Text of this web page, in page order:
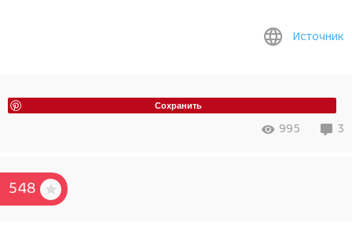
Источник
Сохранить
995 3
548